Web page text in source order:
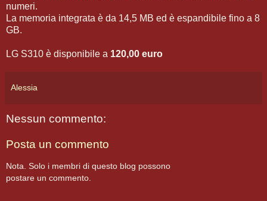
numeri.
La memoria integrata è da 14,5 MB ed è espandibile fino a 8
GB.
LG S310 è disponibile a 120,00 euro
Alessia
Nessun commento:
Posta un commento
Nota. Solo i membri di questo blog possono
postare un commento.